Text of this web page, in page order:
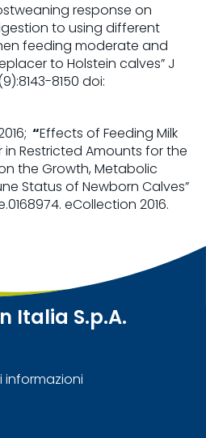
response on
to using different
feeding moderate and
to Holstein calves” J
8150 doi:
“Effects of Feeding Milk
Restricted Amounts for the
the Growth, Metabolic
Status of Newborn Calves”
eCollection 2016.
Italia S.p.A.
informazioni